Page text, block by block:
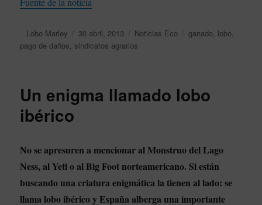
Autor
Lobo Marley
Publicado
el
30 abril, 2013 Categorías
Noticias Eco Etiquetas
ganado, lobo,
pago de daños, sindicatos agrarios
Un enigma llamado lobo
ibérico
No se apresuren a mencionar al Monstruo del Lago
Ness, al Yeti o al Big Foot norteamericano. Si están
buscando una criatura enigmática la tienen al lado: se
llama lobo ibérico y España alberga una importante